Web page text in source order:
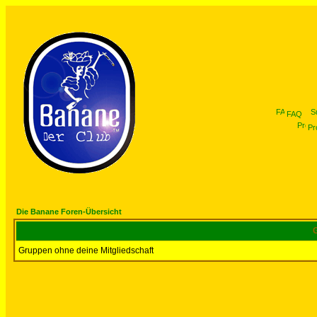
FAQ
Die Banane Foren-Übersicht
Gruppen ohne deine Mitgliedschaft